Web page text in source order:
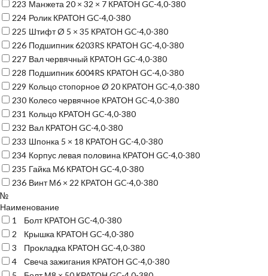
223 Манжета 20 × 32 × 7 КРАТОН GC-4,0-380
224 Ролик КРАТОН GC-4,0-380
225 Штифт Ø 5 × 35 КРАТОН GC-4,0-380
226 Подшипник 6203RS КРАТОН GC-4,0-380
227 Вал червячный КРАТОН GC-4,0-380
228 Подшипник 6004RS КРАТОН GC-4,0-380
229 Кольцо стопорное Ø 20 КРАТОН GC-4,0-380
230 Колесо червячное КРАТОН GC-4,0-380
231 Кольцо КРАТОН GC-4,0-380
232 Вал КРАТОН GC-4,0-380
233 Шпонка 5 × 18 КРАТОН GC-4,0-380
234 Корпус левая половина КРАТОН GC-4,0-380
235 Гайка М6 КРАТОН GC-4,0-380
236 Винт М6 × 22 КРАТОН GC-4,0-380
№
Наименование
1
Болт КРАТОН GC-4,0-380
2
Крышка КРАТОН GC-4,0-380
3
Прокладка КРАТОН GC-4,0-380
4
Свеча зажигания КРАТОН GC-4,0-380